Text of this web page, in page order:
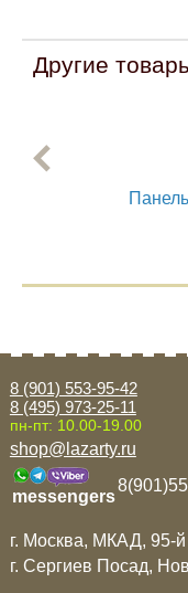
Другие
8 (901) 553-95-42
8 (495) 973-25-11
пн-пт: 10.00-19.00
shop@lazarty.ru
messengers
г. Москва, МКАД, 95-й
г. Сергиев Посад,